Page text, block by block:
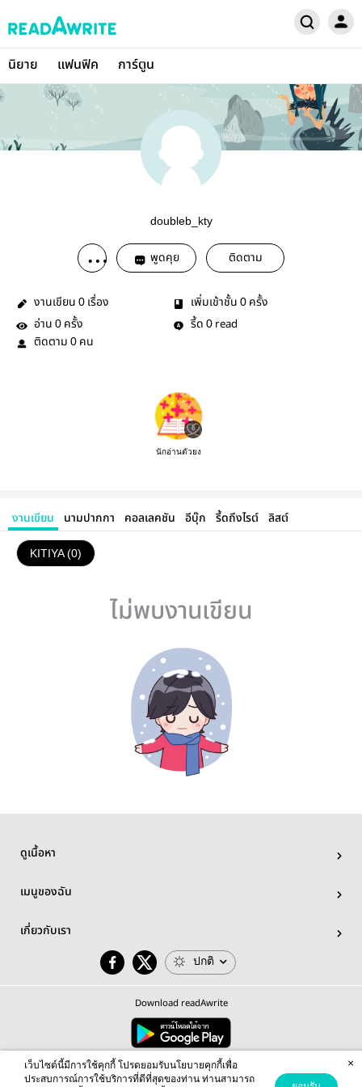
นิยาย แฟนฟิค การ์ตูน
doubleb_kty
พูดคุย ติดตาม
งานเขียน 0 เรื่อง เพิ่มเข้าชั้น 0 ครั้ง
อ่าน 0 ครั้ง รี้ด 0 read
ติดตาม 0 คน
นักอ่านตัวยง
งานเขียน นามปากกา คอลเลคชัน อีบุ๊ก รี้ดถึงไรต์ ลิสต์
KITIYA (0)
ไม่พบงานเขียน
ดูเนื้อหา
เมนูของฉัน
เกี่ยวกับเรา
ปกติ
Download readAwrite
© 2026 readAwrite.com by MEB Corporation Public Company Limited
This site is protected by reCAPTCHA and the Google Privacy Policy Terms of Serviceapply.
เว็บไซต์นี้มีการใช้คุกกี้ โปรดยอมรับนโยบายคุกกี้เพื่อ
ประสบการณ์การใช้บริการที่ดีที่สุดของท่าน ท่านสามารถ
×